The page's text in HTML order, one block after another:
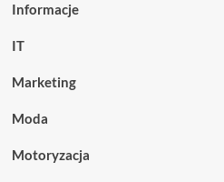
Informacje
IT
Marketing
Moda
Motoryzacja